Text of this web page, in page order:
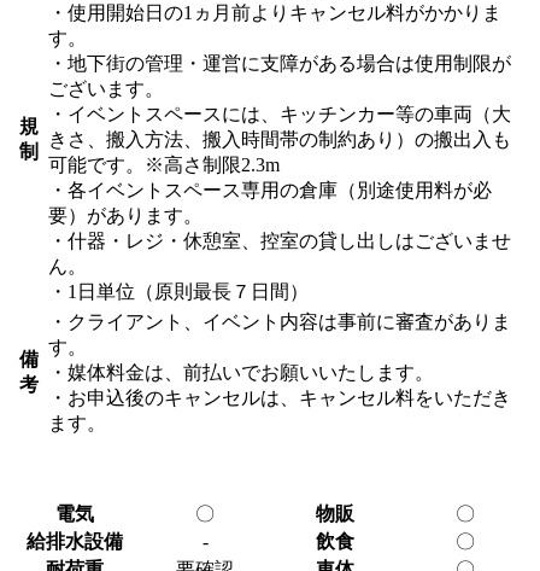
規
制
・使用開始日の1ヵ月前よりキャンセル料がかかりま
す。
・地下街の管理・運営に支障がある場合は使用制限が
ございます。
・イベントスペースには、キッチンカー等の車両（大
きさ、搬入方法、搬入時間帯の制約あり）の搬出入も
可能です。※高さ制限2.3m
・各イベントスペース専用の倉庫（別途使用料が必
要）があります。
・什器・レジ・休憩室、控室の貸し出しはございませ
ん。
・1日単位（原則最長７日間）
備
考
・クライアント、イベント内容は事前に審査がありま
す。
・媒体料金は、前払いでお願いいたします。
・お申込後のキャンセルは、キャンセル料をいただき
ます。
電気 〇 物販
〇
給排水設備
- 飲食
〇